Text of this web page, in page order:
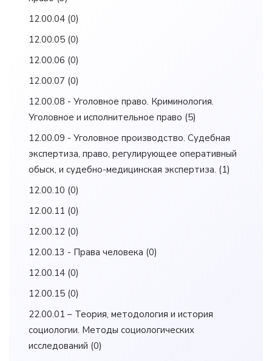
12.00.04 (0)
12.00.05 (0)
12.00.06 (0)
12.00.07 (0)
12.00.08 - Уголовное право. Криминология.
Уголовное и исполнительное право (5)
12.00.09 - Уголовное производство. Судебная
экспертиза, право, регулирующее оперативный
обыск, и судебно-медицинская экспертиза. (1)
12.00.10 (0)
12.00.11 (0)
12.00.12 (0)
12.00.13 - Права человека (0)
12.00.14 (0)
12.00.15 (0)
22.00.01 – Теория, методология и история
социологии. Методы социологических
исследований (0)